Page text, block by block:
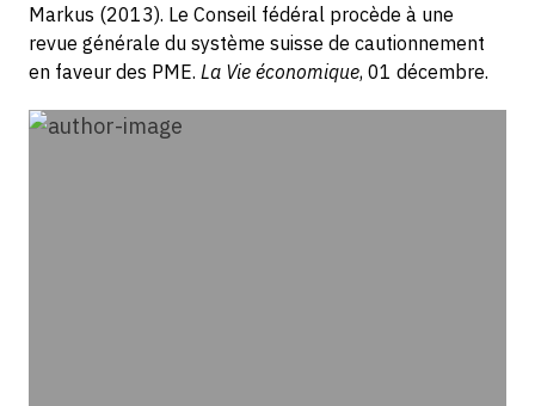
Markus (2013). Le Conseil fédéral procède à une
revue générale du système suisse de cautionnement
en faveur des PME. La Vie économique, 01 décembre.